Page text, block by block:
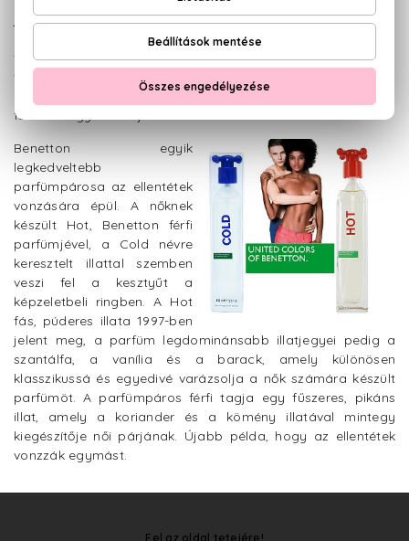
jegyekkel egészül ki Benetton parfümjében, mint a brazil
rózsafa és a vízi jázmin. A parfümpáros másik tagja egy
felemelő illat férfiaknak, amely friss, pezsgő jegyekkel élénkíti
fel az érzékeket. Tökéletes viselet a forró nyári napokon,
hiszen az Energy Pop Man a férfiak tartalék energiáját hozza
felszínre egyetlen fújással.
Benetton egyik
legkedveltebb
parfümpárosa az ellentétek
vonzására épül. A nőknek
készült Hot, Benetton férfi
parfümjével, a Cold névre
keresztelt illattal szemben
veszi fel a kesztyűt a
képzeletbeli ringben. A Hot
fás, púderes illata 1997-ben
jelent meg, a parfüm legdominánsabb illatjegyei pedig a
szantálfa, a vanília és a barack, amely különösen
klasszikussá és egyedivé varázsolja a nők számára készült
parfümöt. A parfümpáros férfi tagja egy fűszeres, pikáns
illat, amely a koriander és a kömény illatával mintegy
kiegészítője női párjának. Újabb példa, hogy az ellentétek
vonzzák egymást.
Fel az oldal tetejére!